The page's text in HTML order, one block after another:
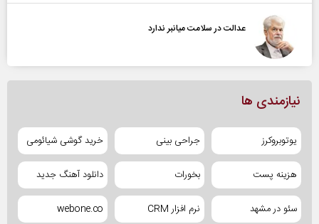
عدالت در سلامت میانبر ندارد
نیازمندی ها
یوتوبروکرز جراحی بینی خرید گوشی شیائومی
هزینه پست بخورات دانلود آهنگ جدید
سئو در مشهد نرم افزار CRM webone.co